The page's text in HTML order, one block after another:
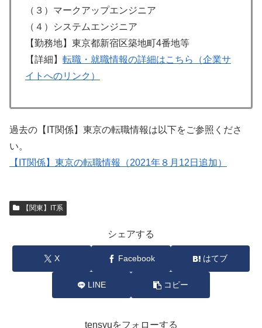
（３）マークアップエンジニア
（４）システムエンジニア
【勤務地】東京都新宿区築地町4番地等
【詳細】 転職・就職情報の詳細はこちら（企業サ
イトへのリンク）
過去の【IT関係】東京の転職情報は以下をご参照くださ
い。
【IT関係】東京の転職情報（2021年８月12日追加）
【関東】IT系
シェアする
X Facebook はてブ
LINE コピー
tensyuをフォローする